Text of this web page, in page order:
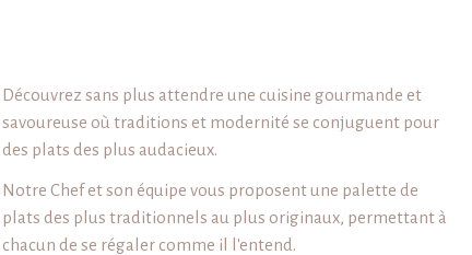
Découvrez sans plus attendre une cuisine gourmande et
savoureuse où traditions et modernité se conjuguent pour
des plats des plus audacieux.
Notre Chef et son équipe vous proposent une palette de
plats des plus traditionnels au plus originaux, permettant à
chacun de se régaler comme il l'entend.